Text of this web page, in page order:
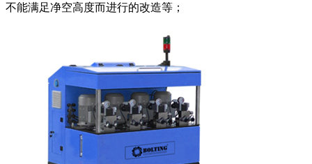
不能满足净空高度而进行的改造等；